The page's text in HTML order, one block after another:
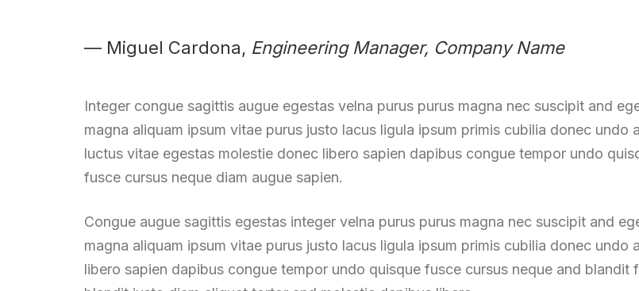
Miguel Cardona, Engineering Manager, Company Name
Integer congue sagittis augue egestas velna purus purus magna nec suscipit and
magna aliquam ipsum vitae purus justo lacus ligula ipsum primis cubilia donec undo
luctus vitae egestas molestie donec libero sapien dapibus congue tempor undo
fusce cursus neque diam augue sapien.
Congue augue sagittis egestas integer velna purus purus magna nec suscipit and
magna aliquam ipsum vitae purus justo lacus ligula ipsum primis cubilia donec
libero sapien dapibus congue tempor undo quisque fusce cursus neque and blandit